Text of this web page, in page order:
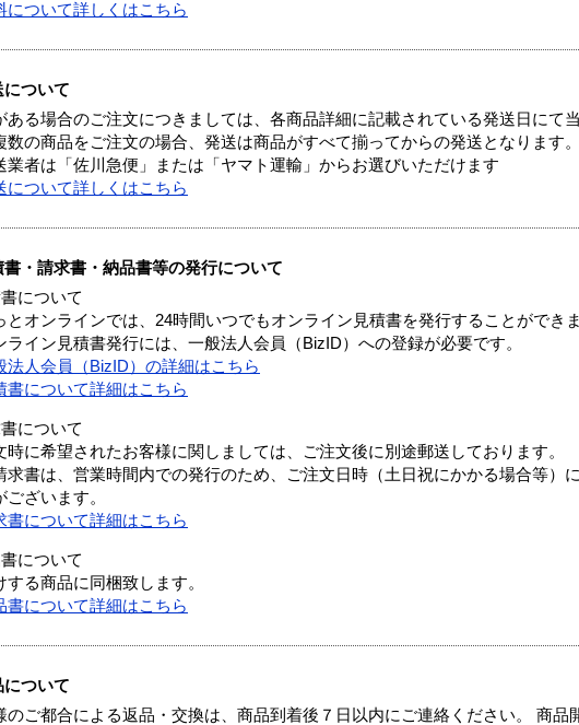
について詳しくはこちら
について
ある場合のご注文につきましては、各商品詳細に記載されている発送日にて
数の商品をご注文の場合、発送は商品がすべて揃ってからの発送となります。
者は「佐川急便」または「ヤマト運輸」からお選びいただけます
について詳しくはこちら
書・請求書・納品書等の発行について
について
とオンラインでは、24時間いつでもオンライン見積書を発行することができま
イン見積書発行には、一般法人会員（BizID）への登録が必要です。
法人会員（BizID）の詳細はこちら
書について詳細はこちら
について
時に希望されたお客様に関しましては、ご注文後に別途郵送しております。
求書は、営業時間内での発行のため、ご注文日時（土日祝にかかる場合等）
ございます。
書について詳細はこちら
について
する商品に同梱致します。
書について詳細はこちら
について
のご都合による返品・交換は、商品到着後７日以内にご連絡ください。 商品